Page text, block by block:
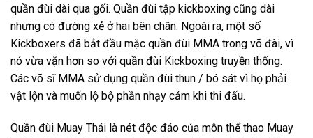
quần đùi dài qua gối. Quần đùi tập kickboxing cũng dài
nhưng có đường xẻ ở hai bên chân. Ngoài ra, một số
Kickboxers đã bắt đầu mặc quần đùi MMA trong võ đài, vì
nó vừa vặn hơn so với quần đùi Kickboxing truyền thống.
Các võ sĩ MMA sử dụng quần đùi thun / bó sát vì họ phải
vật lộn và muốn lộ bộ phần nhạy cảm khi thi đấu.
Quần đùi Muay Thái là nét độc đáo của môn thể thao Muay